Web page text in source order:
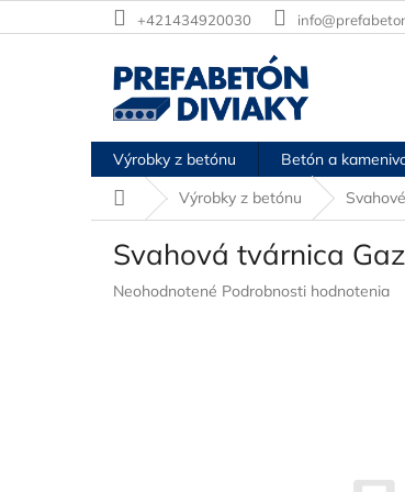
na
+421434920030
Výrobky z betónu Betón a
DomovVýrobky z betónu
Svahová tvárnica
Priemerné
Neohodnotené Podrobnosti hodnotenia